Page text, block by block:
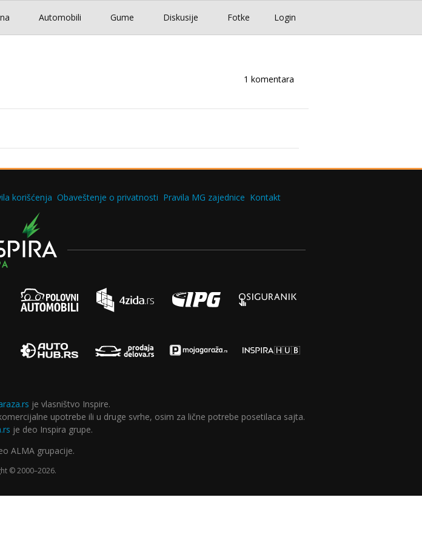
Login
Automobili Gume Diskusije Fotke
1 komentara
korišćenja Obaveštenje o privatnosti Pravila MG zajednice Kontakt
je vlasništvo Inspire.
upotrebe ili u druge svrhe, osim za lične potrebe posetilaca sajta.
je deo Inspira grupe.
ALMA grupacije.
© 2000–2026.